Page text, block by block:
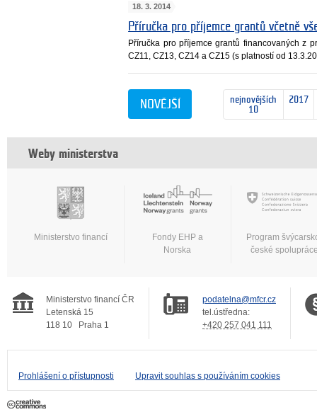
18. 3. 2014
Příručka pro příjemce grantů včetně
Příručka pro příjemce grantů financovaných z
CZ11, CZ13, CZ14 a CZ15 (s platností od
nejnovějších
10
2017
NOVĚJŠÍ
Weby ministerstva
Ministerstvo financí
Fondy EHP a
Norska
Program
české
Ministerstvo financí ČR
Letenská 15
118 10
Praha 1
podatelna@mfcr.cz
tel.ústředna:
+420 257 041 111
Prohlášení o přístupnosti Upravit souhlas s používáním cookies